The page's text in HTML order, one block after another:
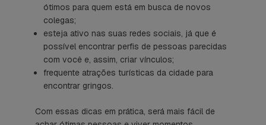
ótimos para quem está em busca de novos
colegas;
esteja ativo nas suas redes sociais, já que é
possível encontrar perfis de pessoas parecidas
com você e, assim, criar vínculos;
frequente atrações turísticas da cidade para
encontrar gringos.
Com essas dicas em prática, será mais fácil de